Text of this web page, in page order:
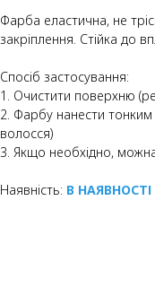
Фарба еластична, не
закріплення. Стійка до
Спосіб застосування:
1. Очистити поверхню
2. Фарбу нанести
волосся)
3. Якщо необхідно,
Наявність: В НАЯВНОСТІ